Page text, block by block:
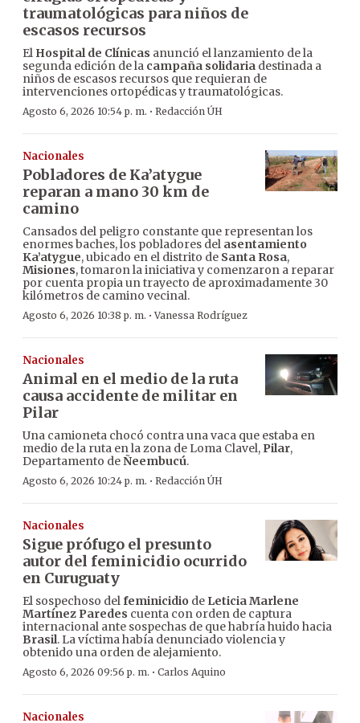
traumatológicas para niños de
escasos recursos
El Hospital de Clínicas anunció el lanzamiento de la
segunda edición de la campaña solidaria destinada a
niños de escasos recursos que requieran de
intervenciones ortopédicas y traumatológicas.
Agosto 6, 2026 10:54 p. m. · Redacción ÚH
Nacionales
Pobladores de Ka’atygue
reparan a mano 30 km de
camino
Cansados del peligro constante que representan los
enormes baches, los pobladores del asentamiento
Ka’atygue, ubicado en el distrito de Santa Rosa,
Misiones, tomaron la iniciativa y comenzaron a reparar
por cuenta propia un trayecto de aproximadamente 30
kilómetros de camino vecinal.
Agosto 6, 2026 10:38 p. m. ·Vanessa Rodríguez
Nacionales
Animal en el medio de la ruta
causa accidente de militar en
Pilar
Una camioneta chocó contra una vaca que estaba en
medio de la ruta en la zona de Loma Clavel, Pilar,
Departamento deÑeembucú.
Agosto 6, 2026 10:24 p. m. · Redacción ÚH
Nacionales
Sigue prófugo el presunto
autor del feminicidio ocurrido
en Curuguaty
El sospechoso delfeminicidio de Leticia Marlene
Martínez Paredes cuenta con orden de captura
internacional ante sospechas de que habría huido hacia
Brasil. La víctima había denunciado violencia y
obtenido una orden de alejamiento.
Agosto 6, 2026 09:56 p. m. · Carlos Aquino
Nacionales